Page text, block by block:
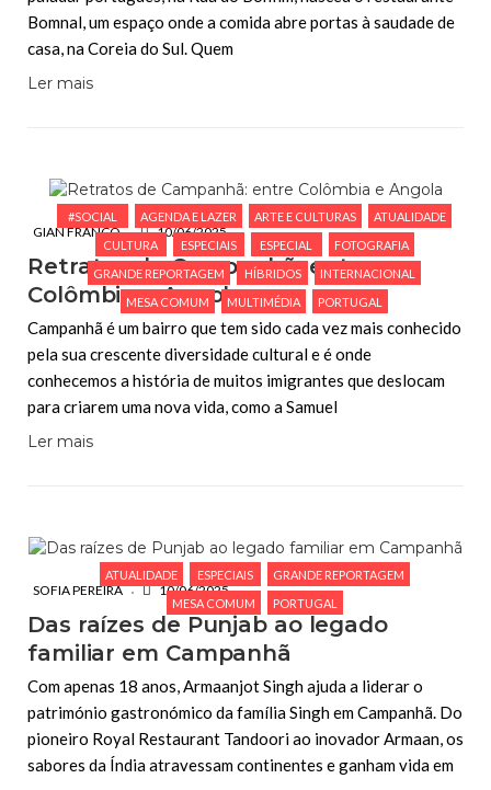
Bomnal, um espaço onde a comida abre portas à saudade de
casa, na Coreia do Sul. Quem
Ler mais
#SOCIAL AGENDA E LAZER ARTE E CULTURAS
ATUALIDADE
CULTURA
ESPECIAIS ESPECIAL
FOTOGRAFIA
GRANDE REPORTAGEM
HÍBRIDOS
INTERNACIONAL
MESA COMUM
MULTIMÉDIA PORTUGAL
GIAN FRANCO 10/06/2025
Retratos de Campanhã: entre
Colômbia e Angola
Campanhã é um bairro que tem sido cada vez mais conhecido
pela sua crescente diversidade cultural e é onde
conhecemos a história de muitos imigrantes que deslocam
para criarem uma nova vida, como a Samuel
Ler mais
ATUALIDADE ESPECIAIS
GRANDE REPORTAGEM
MESA COMUM
PORTUGAL
SOFIA PEREIRA 10/06/2025
Das raízes de Punjab ao legado
familiar em Campanhã
Com apenas 18 anos, Armaanjot Singh ajuda a liderar o
património gastronómico da família Singh em Campanhã. Do
pioneiro Royal Restaurant Tandoori ao inovador Armaan, os
sabores da Índia atravessam continentes e ganham vida em